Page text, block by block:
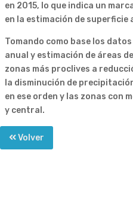
en 2015, lo que indica un
en la estimación de superficie
Tomando como base los
anual y estimación de áreas
zonas más proclives a
la disminución de
en ese orden y las zonas con
y central.
Volver